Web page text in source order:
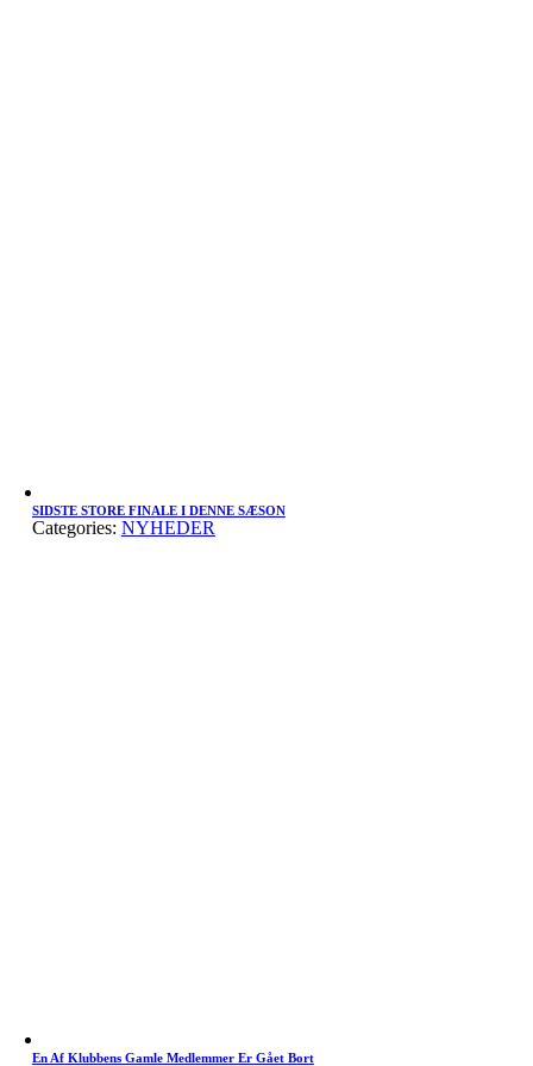
SIDSTE STORE FINALE I DENNE SÆSON
Categories: NYHEDER
En Af Klubbens Gamle Medlemmer Er Gået Bort